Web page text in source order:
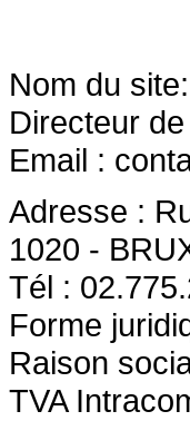
Nom du site:
Directeur
Email :
Adresse :
1020 -
Tél :
Forme
Raison
TVA